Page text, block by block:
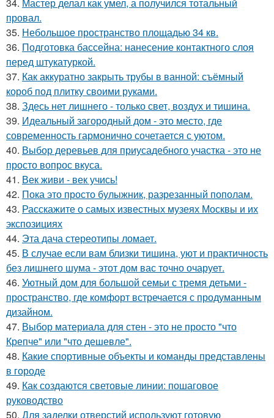
провал.
35. Небольшое пространство площадью 34 кв.
36. Подготовка бассейна: нанесение контактного слоя
перед штукатуркой.
37. Как аккуратно закрыть трубы в ванной: съёмный
короб под плитку своими руками.
38. Здесь нет лишнего - только свет, воздух и тишина.
39. Идеальный загородный дом - это место, где
современность гармонично сочетается с уютом.
40. Выбор деревьев для приусадебного участка - это не
просто вопрос вкуса.
41. Век живи - век учись!
42. Пока это просто булыжник, разрезанный пополам.
43. Расскажите о самых известных музеях Москвы и их
экспозициях
44. Эта дача стереотипы ломает.
45. В случае если вам близки тишина, уют и практичность
без лишнего шума - этот дом вас точно очарует.
46. Уютный дом для большой семьи с тремя детьми -
пространство, где комфорт встречается с продуманным
дизайном.
47. Выбор материала для стен - это не просто "что
Крепче" или "что дешевле".
48. Какие спортивные объекты и команды представлены
в городе
49. Как создаются световые линии: пошаговое
руководство
50. Для заделки отверстий используют готовую